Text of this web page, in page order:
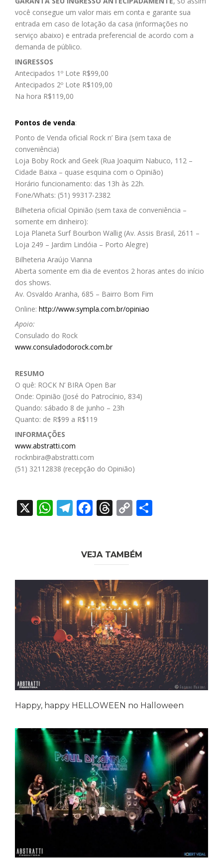
você consegue um valor mais em conta e garante sua
entrada em caso de lotação da casa (informações no
serviço abaixo) e entrada preferencial de acordo com a
demanda de público.
INGRESSOS
Antecipados 1º Lote R$99,00
Antecipados 2º Lote R$109,00
Na hora R$119,00
Pontos de venda:
Ponto de Venda oficial Rock n’ Bira (sem taxa de
conveniência)
Loja Boby Rock and Geek (Rua Joaquim Nabuco, 112 –
Cidade Baixa – quase esquina com o Opinião)
Horário funcionamento: das 13h às 22h.
Fone/Whats: (51) 99317-2382
Bilheteria oficial Opinião (sem taxa de conveniência –
somente em dinheiro):
Loja Planeta Surf Bourbon Wallig (Av. Assis Brasil, 2611 –
Loja 249 – Jardim Lindóia – Porto Alegre)
Bilheteria Araújo Vianna
Aberta somente em dia de eventos 2 horas antes do início
dos shows.
Av. Osvaldo Aranha, 685 – Bairro Bom Fim
Online:http://www.sympla.com.br/opiniao
Apoio:
Consulado do Rock
www.consuladodorock.com.br
RESUMO
O quê: ROCK N’ BIRA Open Bar
Onde: Opinião (José do Patrocínio, 834)
Quando: sábado 8 de junho – 23h
Quanto: de R$99 a R$119
INFORMAÇÕES
www.abstratti.com
rocknbira@abstratti.com
(51) 32112838 (recepção do Opinião)
X WhatsApp
Telegram
Facebook
Threads
Copy
VEJA TAMBÉM
Happy, happy HELLOWEEN no Halloween